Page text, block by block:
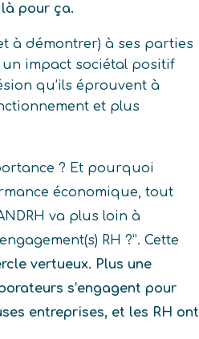
là pour ça.
à démontrer) à ses parties
un impact sociétal positif
qu’ils éprouvent à
et plus
? Et pourquoi
économique, tout
va plus loin à
RH ?”. Cette
vertueux. Plus une
s’engagent pour
entreprises, et les RH ont